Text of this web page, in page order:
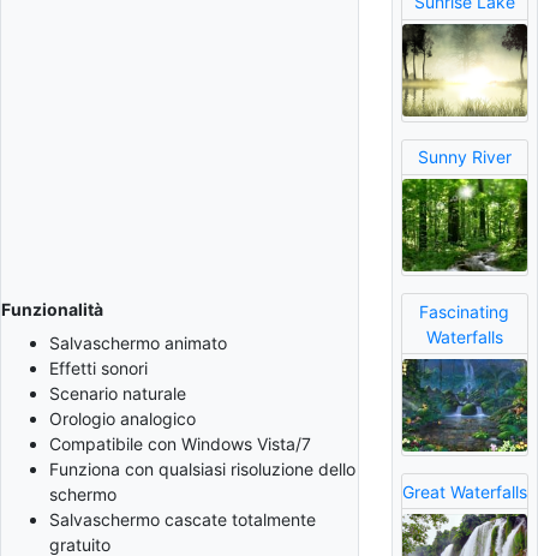
Funzionalità
Salvaschermo animato
Effetti sonori
Scenario naturale
Orologio analogico
Compatibile con Windows Vista/7
Funziona con qualsiasi risoluzione dello
schermo
Salvaschermo cascate totalmente
gratuito
Sunny River
Fascinating
Waterfalls
Great Waterfalls